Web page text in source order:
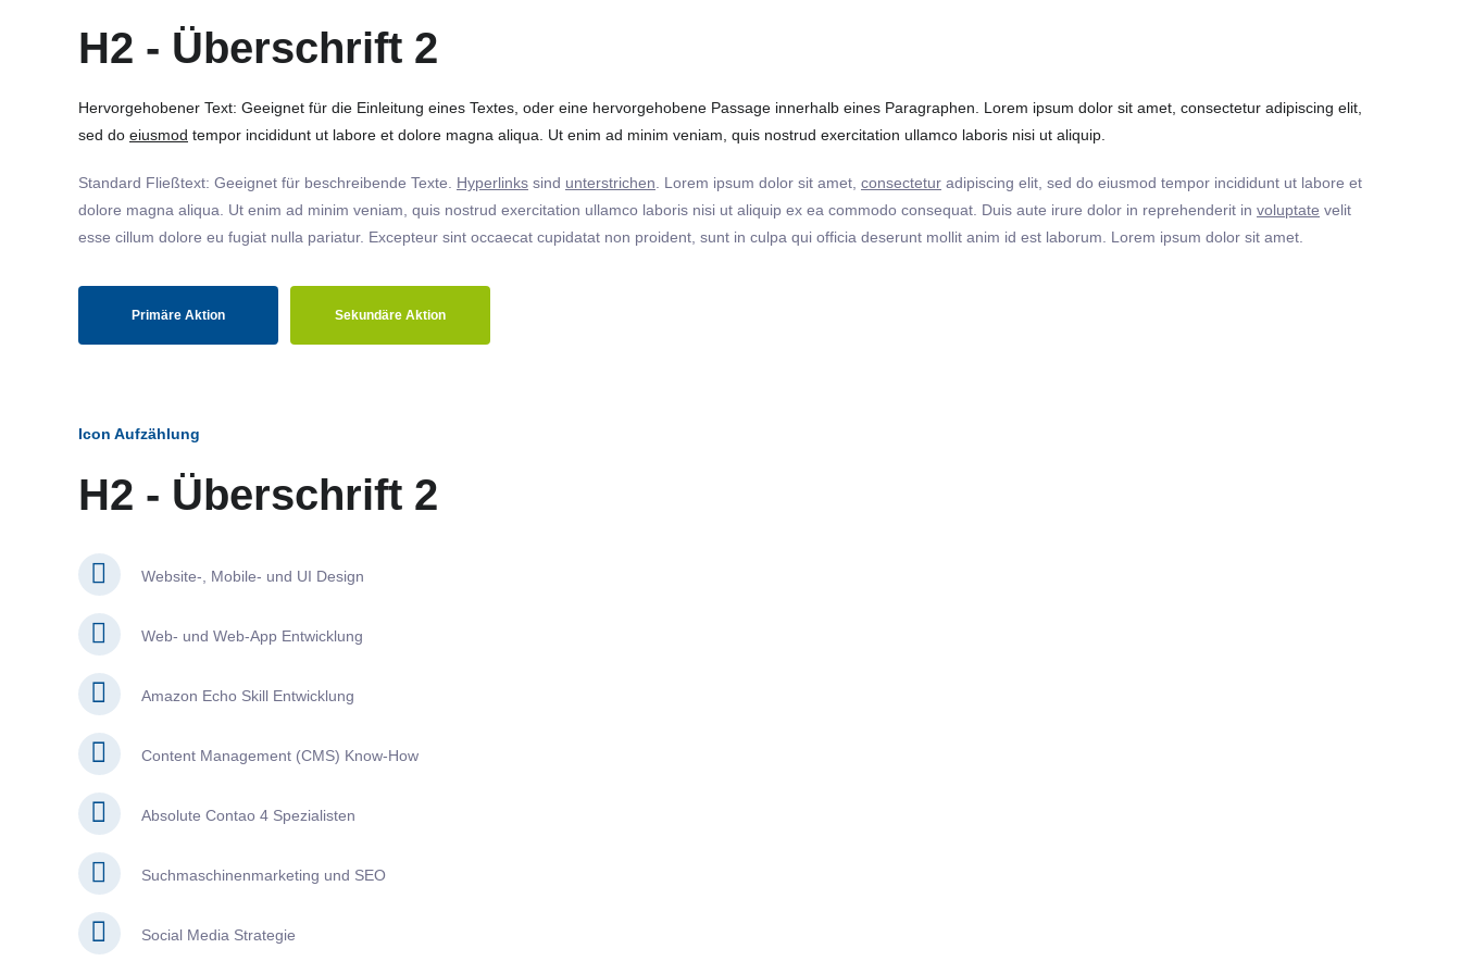
H2 - Überschrift 2
Hervorgehobener Text: Geeignet für die Einleitung eines Textes, oder eine hervorgehobene Passage innerhalb eines Paragraphen. Lorem ipsum dolor sit amet, consectetur adipiscing elit,
sed do eiusmod tempor incididunt ut labore et dolore magna aliqua. Ut enim ad minim veniam, quis nostrud exercitation ullamco laboris nisi ut aliquip.
Standard Fließtext: Geeignet für beschreibende Texte. Hyperlinks sind unterstrichen. Lorem ipsum dolor sit amet, consectetur adipiscing elit, sed do eiusmod tempor incididunt ut labore et
dolore magna aliqua. Ut enim ad minim veniam, quis nostrud exercitation ullamco laboris nisi ut aliquip ex ea commodo consequat. Duis aute irure dolor in reprehenderit in voluptate velit
esse cillum dolore eu fugiat nulla pariatur. Excepteur sint occaecat cupidatat non proident, sunt in culpa qui officia deserunt mollit anim id est laborum. Lorem ipsum dolor sit amet.
Primäre Aktion Sekundäre Aktion
Icon Aufzählung
H2 - Überschrift 2
Website-, Mobile- und UI Design
Web- und Web-App Entwicklung
Amazon Echo Skill Entwicklung
Content Management (CMS) Know-How
Absolute Contao 4 Spezialisten
Suchmaschinenmarketing und SEO
Social Media Strategie